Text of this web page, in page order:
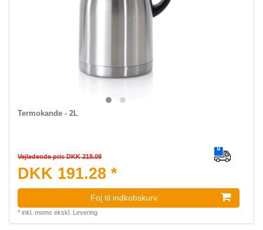
Termokande - 2L
Vejledende pris DKK 218.08
DKK 191.28 *
Foj til indkobskurv
* inkl. moms ekskl. Levering